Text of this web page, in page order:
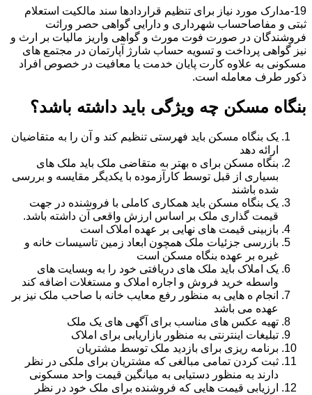
19-مدارک مورد نیاز برای تنظیم قراردادها سند مالکیت استعلام
ثبتی و مفاصاحساب شهرداری و دارایی گواهی حصر وراثت
فروشندگان در صورت فوت مورث و گواهی واریز مالیات بر ارث و
نیز گواهی پرداخت و تسویه حساب شارژ آپارتمان در مجتمع های
مسکونی به علاوه کارت پایان خدمت یا معافیت در خصوص افراد
ذکور طرف معامله است.
بنگاه مسکن چه ویژگی باید داشته باشد؟
یک بنگاه مسکن باید فهرستی تنظیم کند و آن را به متقاضیان
ارائه دهد
بنگاه مسکن برای ه بهتر به متقاضی ملک باید ملک های
بسیاری از قبل توسط کارآزموده با یکدیگر مقایسه و بررسی
شده باشند
یک بنگاه مسکن باید همکاری کاملی با فروشنده در جهت
قیمت گذاری ملک بر اساس ارزش واقعی آن داشته باشد.
بازبینی قیمت های نهایی بر عهده املاک است
بازرسی جزئیات ملک همچون ابعاد زمین تاسیسات خانه و
غیره بر عهده بنگاه مسکن است
یک املاک باید ملک های دریافتی خود را به وبسایت های
واسطه خرید فروش و اجاره املاک و مستغلات اضافه کند
انجام ه هایی به منظور رفع معایب خانه با صاحب ملک نیز بر
عهده می باشد
تهیه عکس های مناسب برای آگهی های یک ملک
تبلیغات اینترنتی به منظور بازاریابی برای املاک
برنامه ریزی برای بازدید ملک توسط مشتریان
ثبت کردن تمامی مبالغی که مشتریان برای ملکی در نظر
دارند به منظور دستیابی به میانگین قیمت واحد مسکونی
ارزیابی قیمت هایی که فروشنده برای ملک خود در نظر